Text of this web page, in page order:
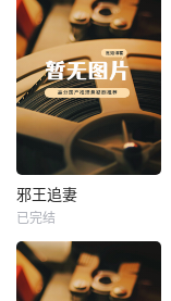
热播
邪王追妻
未知
邪王追妻
已完结